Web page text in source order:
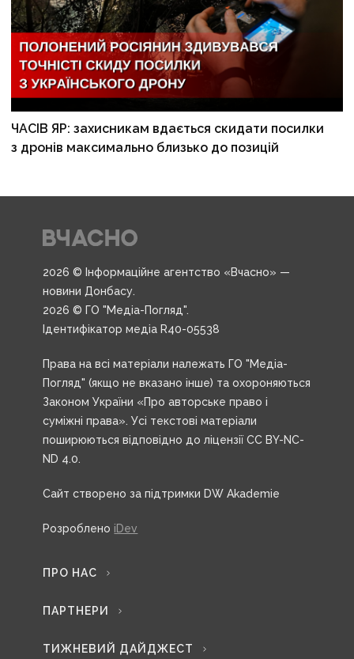
ЧАСІВ ЯР: захисникам вдається скидати посилки
з дронів максимально близько до позицій
2026 © Інформаційне агентство «Вчасно» —
новини Донбасу.
2026 © ГО "Медіа-Погляд".
Ідентифікатор медіа R40-05538
Права на всі матеріали належать ГО "Медіа-
Погляд" (якщо не вказано інше) та охороняються
Законом України «Про авторське право і
суміжні права». Усі текстові матеріали
поширюються відповідно до ліцензії CC BY-NC-
ND 4.0.
Сайт створено за підтримки DW Akademie
Розроблено iDev
ПРО НАС
ПАРТНЕРИ
ТИЖНЕВИЙ ДАЙДЖЕСТ